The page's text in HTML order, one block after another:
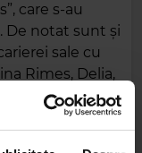
care s-au
De notat sunt și
sale cu
Rimes, Delia,
la
său